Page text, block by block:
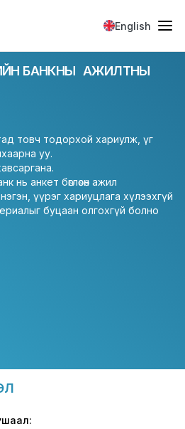
English
БАНКНЫ АЖИЛТНЫ
товч тодорхой хариулж, үг
уу.
нь анкет бөглөсөн ажил
үүрэг хариуцлага хүлээхгүй
буцаан олгохгүй болно